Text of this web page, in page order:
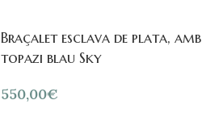
Braçalet esclava de plata, amb
topazi blau Sky
550,00€